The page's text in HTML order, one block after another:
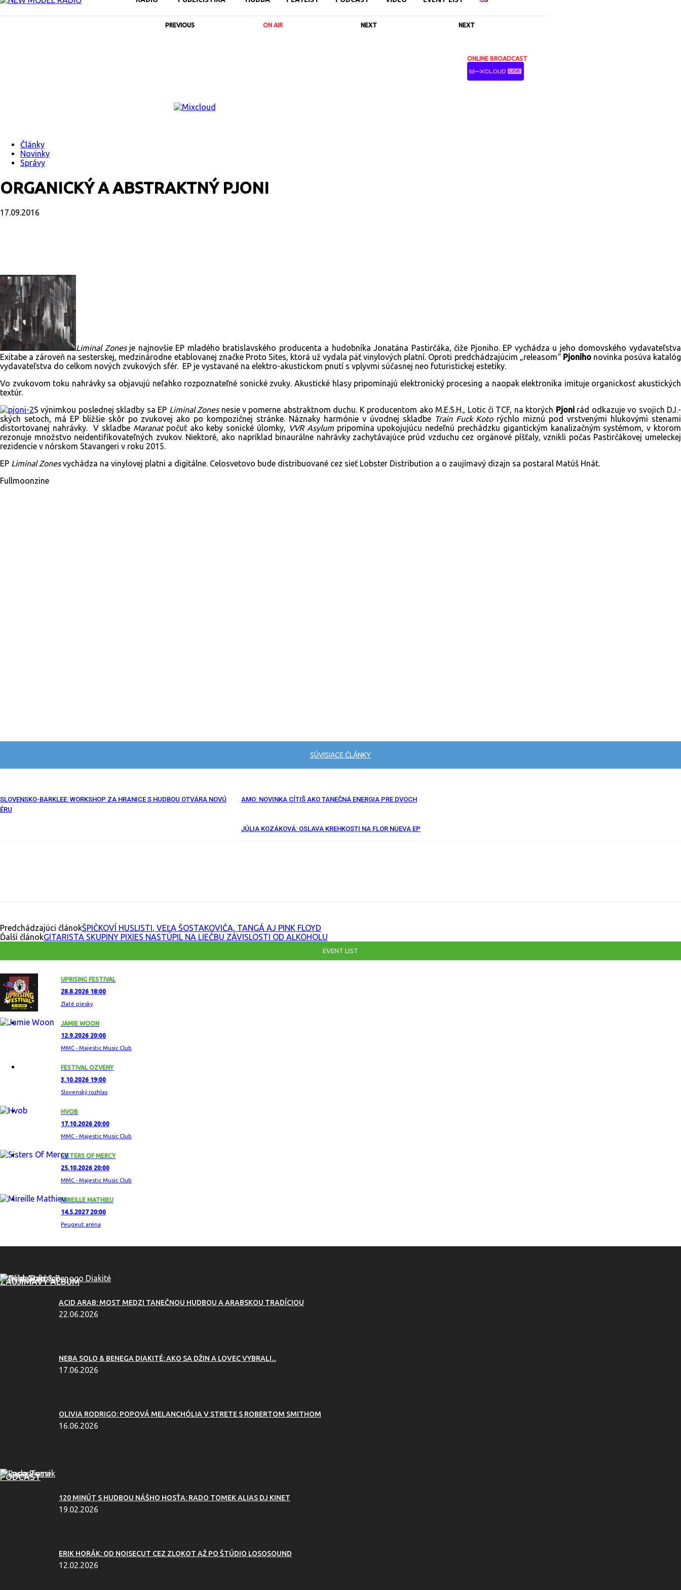
PREVIOUS ON AIR NEXT NEXT
ONLINE BROADCAST
Články
Novinky
Správy
ORGANICKÝ A ABSTRAKTNÝ PJONI
17.09.2016
Liminal Zonesje najnovšie EP mladého bratislavského producenta a hudobníka Jonatána Pastirčáka, čiže Pjoniho. EP vychádza u jeho domovského vydavateľstva
Exitabe a zároveň na sesterskej, medzinárodne etablovanej značke Proto Sites, ktorá už vydala päť vinylových platní. Oproti predchádzajúcim „releasom“ Pjonihonovinka posúva katalóg
vydavateľstva do celkom nových zvukových sfér. EP je vystavané na elektro-akustickom pnutí s vplyvmi súčasnej neo futuristickej estetiky.
Vo zvukovom toku nahrávky sa objavujú neľahko rozpoznateľné sonické zvuky. Akustické hlasy pripomínajú elektronický procesing a naopak elektronika imituje organickosť akustických
textúr.
S výnimkou poslednej skladby sa EP Liminal Zonesnesie v pomerne abstraktnom duchu. K producentom ako M.E.S.H., Lotic či TCF, na ktorých Pjonirád odkazuje vo svojich DJ.-
ských setoch, má EP bližšie skôr po zvukovej ako po kompozičnej stránke. Náznaky harmónie v úvodnej skladbe Train Fuck Kotorýchlo miznú pod vrstvenými hlukovými stenami
distortovanej nahrávky. V skladbe Maranatpočuť ako keby sonické úlomky, VVR Asylumpripomína upokojujúcu nedeľnú prechádzku gigantickým kanalizačným systémom, v ktorom
rezonuje množstvo neidentifikovateľných zvukov. Niektoré, ako napríklad binaurálne nahrávky zachytávajúce prúd vzduchu cez orgánové píšťaly, vznikli počas Pastirčákovej umeleckej
rezidencie v nórskom Stavangeri v roku 2015.
EP Liminal Zonesvychádza na vinylovej platni a digitálne. Celosvetovo bude distribuované cez sieť Lobster Distribution a o zaujímavý dizajn sa postaral Matúš Hnát.
Fullmoonzine
SÚVISIACE ČLÁNKY
SLOVENSKO-BARKLEE: WORKSHOP ZA HRANICE S HUDBOU OTVÁRA NOVÚ
ÉRU
AMO: NOVINKA CÍTIŠ AKO TANEČNÁ ENERGIA PRE DVOCH
JÚLIA KOZÁKOVÁ: OSLAVA KREHKOSTI NA FLOR NUEVA EP
Predchádzajúci článokŠPIČKOVÍ HUSLISTI, VEĽA ŠOSTAKOVIČA, TANGÁ AJ PINK FLOYD
Ďalší článokGITARISTA SKUPINY PIXIES NASTÚPIL NA LIEČBU ZÁVISLOSTI OD ALKOHOLU
EVENT LIST
UPRISING FESTIVAL
28.8.2026 18:00
Zlaté piesky
JAMIE WOON
12.9.2026 20:00
MMC - Majestic Music Club
FESTIVAL OZVENY
3.10.2026 19:00
Slovenský rozhlas
HVOB
17.10.2026 20:00
MMC - Majestic Music Club
SISTERS OF MERCY
25.10.2026 20:00
MMC - Majestic Music Club
MIREILLE MATHIEU
14.5.2027 20:00
Peugeut aréna
ZAUJÍMAVÝ ALBUM
ACID ARAB: MOST MEDZI TANEČNOU HUDBOU A ARABSKOU TRADÍCIOU
22.06.2026
NEBA SOLO & BENEGA DIAKITÉ: AKO SA DŽIN A LOVEC VYBRALI...
17.06.2026
OLIVIA RODRIGO: POPOVÁ MELANCHÓLIA V STRETE S ROBERTOM SMITHOM
16.06.2026
PODCAST
120 MINÚT S HUDBOU NÁŠHO HOSŤA: RADO TOMEK ALIAS DJ KINET
19.02.2026
ERIK HORÁK: OD NOISECUT CEZ ZLOKOT AŽ PO ŠTÚDIO LOSOSOUND
12.02.2026